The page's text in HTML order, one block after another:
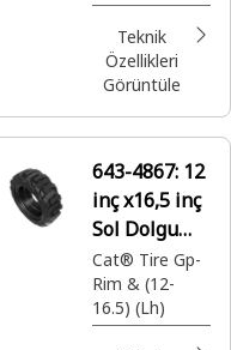
Teknik
Özellikleri
Görüntüle
643-4867: 12
inç x16,5 inç
Sol Dolgu
Lastik ve
Jant
Cat® Tire Gp-
Rim & (12-
16.5) (Lh)